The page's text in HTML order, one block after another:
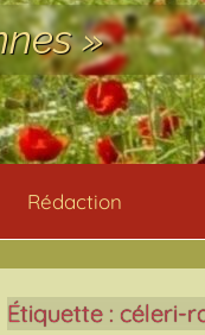
»
Rédaction
Étiquette : céleri-